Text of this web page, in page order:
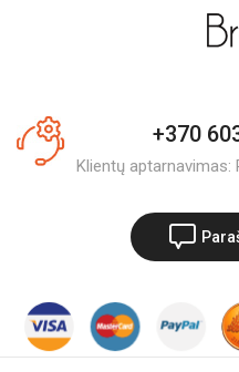
+370
Klientų aptarnavimas: